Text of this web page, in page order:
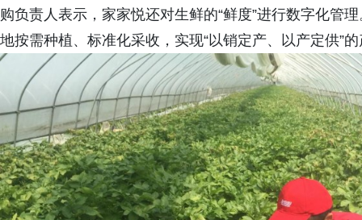
购负责人表示，家家悦还对生鲜的“鲜度”进行数字化管
地按需种植、标准化采收，实现“以销定产、以产定供”